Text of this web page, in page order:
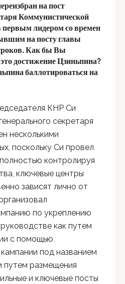
на пост
Коммунистической
первым лидером со времен
на посту главы
Как бы Вы
достижение Цзиньпина?
баллотироваться на
КНР Си
секретаря
несколькими
поскольку Си провел
контролируя
ключевые центры
зависят лично от
по укреплению
как путем
с помощью
под названием
путем размещения
и ключевые посты